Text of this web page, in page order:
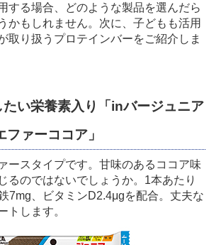
する場合、どのような製品を選んだら
かもしれません。次に、子どもも活用
取り扱うプロテインバーをご紹介しま
い栄養素入り「inバージュニア
ァーココア」
ースタイプです。甘味のあるココア味
るのではないでしょうか。1本あたり
7mg、ビタミンD2.4μgを配合。丈夫な
トします。